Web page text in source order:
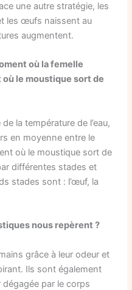
une autre stratégie, les
les œufs naissent au
augmentent.
où la femelle
le moustique sort de
la température de l’eau,
en moyenne entre le
où le moustique sort de
différentes stades et
stades sont : l’œuf, la
nous repèrent ?
grâce à leur odeur et
Ils sont également
par le corps